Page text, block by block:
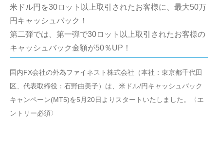
米ドル円を30ロット以上取引されたお客様に、最大50万
円キャッシュバック！
第二弾では、第一弾で30ロット以上取引されたお客様の
キャッシュバック金額が50％UP！
国内FX会社の外為ファイネスト株式会社（本社：東京都千代田
区、代表取締役：石野由美子）は、米ドル/円キャッシュバック
キャンペーン(MT5)を5月20日よりスタートいたしました。〈エ
ントリー必須〉